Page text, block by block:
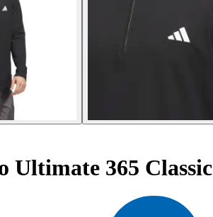
Ultimate 365 Classic